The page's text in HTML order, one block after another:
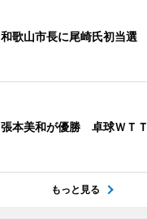
和歌山市長に尾崎氏初当選
張本美和が優勝 卓球ＷＴＴ
もっと見る